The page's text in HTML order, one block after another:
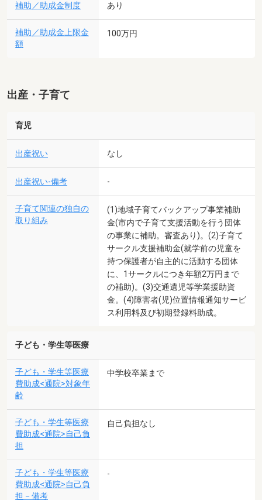
補助／助成金制度 あり
補助／助成金上限金
額
100万円
出産・子育て
育児
出産祝い なし
出産祝い-備考 -
子育て関連の独自の
取り組み
(1)地域子育てバックアップ事業補助
金(市内で子育て支援活動を行う団体
の事業に補助。審査あり)。(2)子育て
サークル支援補助金(就学前の児童を
持つ保護者が自主的に活動する団体
に、1サークルにつき年額2万円まで
の補助)。(3)交通遺児等学業援助資
金。(4)障害者(児)位置情報通知サービ
ス利用料及び初期登録料助成。
子ども・学生等医療
子ども・学生等医療
費助成<通院>対象年
齢
中学校卒業まで
子ども・学生等医療
費助成<通院>自己負
担
自己負担なし
子ども・学生等医療
費助成<通院>自己負
担－備考
-